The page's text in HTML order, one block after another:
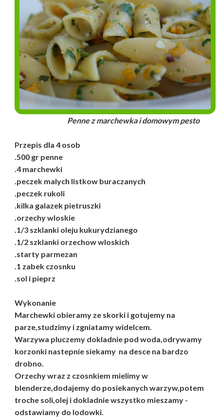
Penne z marchewka i domowym pesto
Przepis dla 4 osob
.500 gr penne
.4 marchewki
.peczek malych listkow buraczanych
.peczek rukoli
.kilka galazek pietruszki
.orzechy wloskie
.1/3 szklanki oleju kukurydzianego
.1/2 szklanki orzechow wloskich
.starty parmezan
.1 zabek czosnku
.sol i pieprz
Wykonanie
Marchewki obieramy ze skorki i gotujemy na
parze,studzimy i zgniatamy widelcem.
Warzywa pluczemy dokladnie pod woda,odrywamy
korzonki nastepnie siekamy na desce na bardzo
drobno.
Orzechy wraz z czosnkiem mielimy w
blenderze,dodajemy do posiekanych warzyw,potem
troche soli,olej i dokladnie wszystko mieszamy -
odstawiamy do lodowki.